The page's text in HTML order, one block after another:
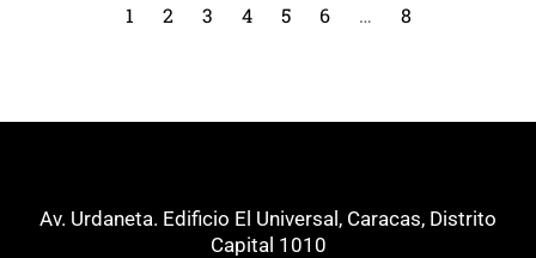
1 2 3 4 5 6 … 8
Av. Urdaneta. Edificio El Universal, Caracas, Distrito
Capital 1010